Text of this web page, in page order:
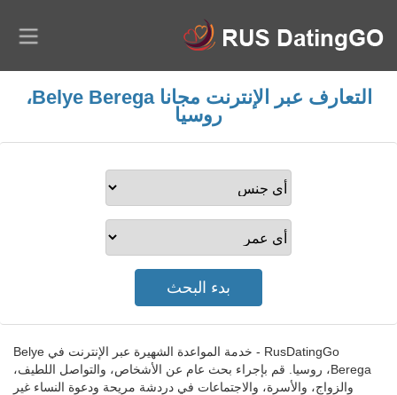
التعارف عبر الإنترنت مجانا Belye Berega،
روسيا
RusDatingGo - خدمة المواعدة الشهيرة عبر الإنترنت في Belye
Berega، روسيا. قم بإجراء بحث عام عن الأشخاص، والتواصل اللطيف،
والزواج، والأسرة، والاجتماعات في دردشة مريحة ودعوة النساء غير